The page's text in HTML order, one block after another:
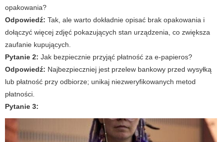
opakowania?
Odpowiedź: Tak, ale warto dokładnie opisać brak opakowania i
dołączyć więcej zdjęć pokazujących stan urządzenia, co zwiększa
zaufanie kupujących.
Pytanie 2: Jak bezpiecznie przyjąć płatność za e-papieros?
Odpowiedź: Najbezpieczniej jest przelew bankowy przed wysyłką
lub płatność przy odbiorze; unikaj niezweryfikowanych metod
płatności.
Pytanie 3: